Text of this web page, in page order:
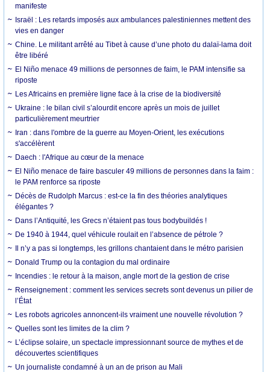
manifeste
Israël : Les retards imposés aux ambulances palestiniennes mettent des
vies en danger
Chine. Le militant arrêté au Tibet à cause d’une photo du dalaï-lama doit
être libéré
El Niño menace 49 millions de personnes de faim, le PAM intensifie sa
riposte
Les Africains en première ligne face à la crise de la biodiversité
Ukraine : le bilan civil s’alourdit encore après un mois de juillet
particulièrement meurtrier
Iran : dans l'ombre de la guerre au Moyen-Orient, les exécutions
s'accélèrent
Daech : l'Afrique au cœur de la menace
El Niño menace de faire basculer 49 millions de personnes dans la faim :
le PAM renforce sa riposte
Décès de Rudolph Marcus : est-ce la fin des théories analytiques
élégantes ?
Dans l’Antiquité, les Grecs n’étaient pas tous bodybuildés !
De 1940 à 1944, quel véhicule roulait en l’absence de pétrole ?
Il n’y a pas si longtemps, les grillons chantaient dans le métro parisien
Donald Trump ou la contagion du mal ordinaire
Incendies : le retour à la maison, angle mort de la gestion de crise
Renseignement : comment les services secrets sont devenus un pilier de
l’État
Les robots agricoles annoncent-ils vraiment une nouvelle révolution ?
Quelles sont les limites de la clim ?
L’éclipse solaire, un spectacle impressionnant source de mythes et de
découvertes scientifiques
Un journaliste condamné à un an de prison au Mali